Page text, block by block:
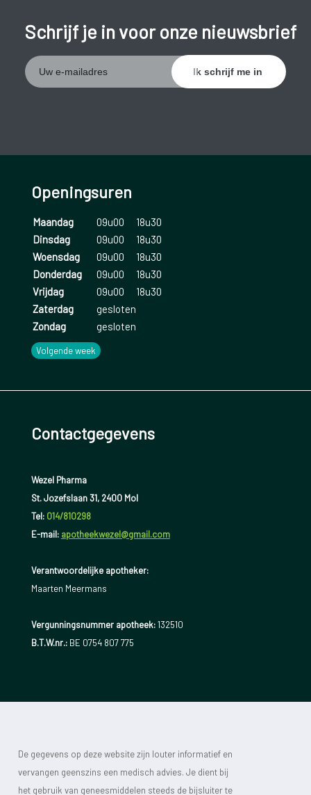
pijn in de bovenbuik;
groeiachterstand;
slechtziendheid;
vergroting van de mild (verhoogde vatbaarheid voor
infecties);
galstenen.
gericht op het verminderen van de klachten en het
controle gehouden te worden.
Schrijf je in voor onze nieuwsbrief
Openingsuren
Maandag 09u00
18u30
Dinsdag
09u00
18u30
Woensdag
09u00
18u30
Donderdag
09u00
18u30
Vrijdag
09u00
18u30
Zaterdag
gesloten
Zondag
gesloten
Volgende week
Contactgegevens
Wezel Pharma
St. Jozefslaan 31, 2400 Mol
Tel: 014/810298
E-mail: apotheekwezel@gmail.com
Verantwoordelijke apotheker:
Maarten Meermans
Vergunningsnummer apotheek:132510
B.T.W.nr.:BE 0754 807 775
De gegevens op deze website zijn louter informatief en
vervangen geenszins een medisch advies. Je dient bij
het gebruik van geneesmiddelen steeds de bijsluiter te